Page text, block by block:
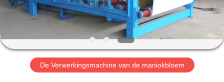
ONGEVEER
DE
V.S.
FABRIEKSREIS
De Verwerkingsmachine van de maniokbloem